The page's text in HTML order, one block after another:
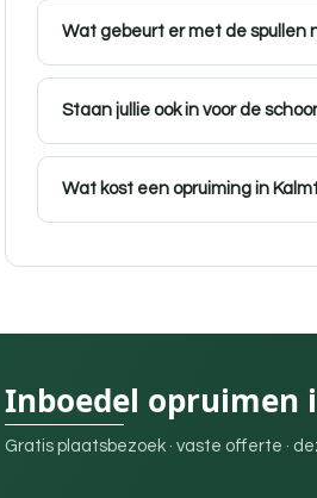
Wat gebeurt er met de spullen
Staan jullie ook in voor de
Wat kost een opruiming in
Inboedel opruimen
Gratis plaatsbezoek · vaste offerte ·